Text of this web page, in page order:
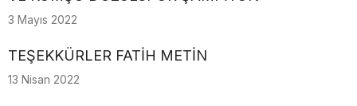
3 Mayıs 2022
TEŞEKKÜRLER FATİH METİN
13 Nisan 2022